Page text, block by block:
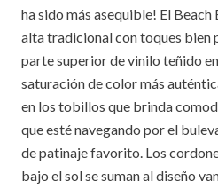
ha sido más asequible! El
alta tradicional con toques bien
parte superior de vinilo teñido
saturación de color más
en los tobillos que brinda
que esté navegando por el
de patinaje favorito. Los
bajo el sol se suman al diseño